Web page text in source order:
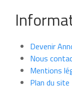
Devenir
Nous
Mentions
Plan du site